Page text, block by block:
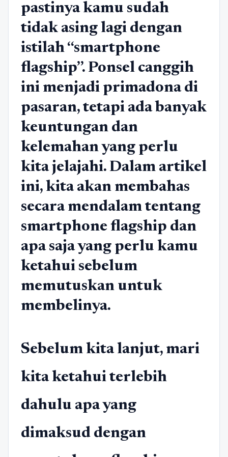
pastinya kamu sudah
tidak asing lagi dengan
istilah “smartphone
flagship”. Ponsel canggih
ini menjadi primadona di
pasaran, tetapi ada banyak
keuntungan dan
kelemahan yang perlu
kita jelajahi. Dalam artikel
ini, kita akan membahas
secara mendalam tentang
smartphone flagship dan
apa saja yang perlu kamu
ketahui sebelum
memutuskan untuk
membelinya.
Sebelum kita lanjut, mari
kita ketahui terlebih
dahulu apa yang
dimaksud dengan